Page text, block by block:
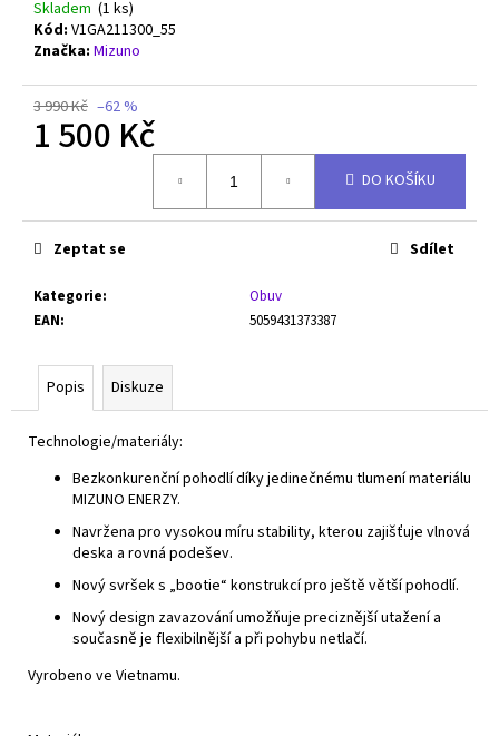
Skladem (1 ks)
Kód: V1GA211300_55
Značka: Mizuno
3 990 Kč –62 %
1 500 Kč
DO KOŠÍKU
Kategorie:
Obuv
EAN: 5059431373387
Zeptat se Sdílet
Popis Diskuze
Technologie/materiály:
Bezkonkurenční pohodlí díky jedinečnému tlumení materiálu
MIZUNO ENERZY.
Navržena pro vysokou míru stability, kterou zajišťuje vlnová
deska a rovná podešev.
Nový svršek s „bootie“ konstrukcí pro ještě větší pohodlí.
Nový design zavazování umožňuje preciznější utažení a
současně je flexibilnější a při pohybu netlačí.
Vyrobeno ve Vietnamu.
e
MIZUNO
WAVE
MOMENTUM
PRO
550
Kč
Původně:
790
Kč